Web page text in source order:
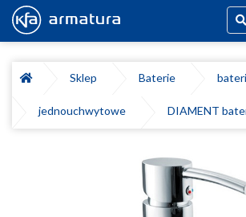
Sklep
Baterie
jednouchwytowe DIAMENT